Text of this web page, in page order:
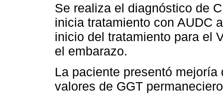
Se realiza el diagnóstico de
inicia tratamiento con AUDC
inicio del tratamiento para el
el embarazo.
La paciente presentó
valores de GGT